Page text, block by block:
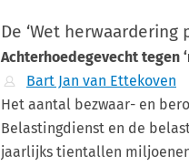
De ‘Wet herwaardering
Achterhoedegevecht tegen
Bart Jan van Ettekoven
Het aantal bezwaar- en
Belastingdienst en de
jaarlijks tientallen